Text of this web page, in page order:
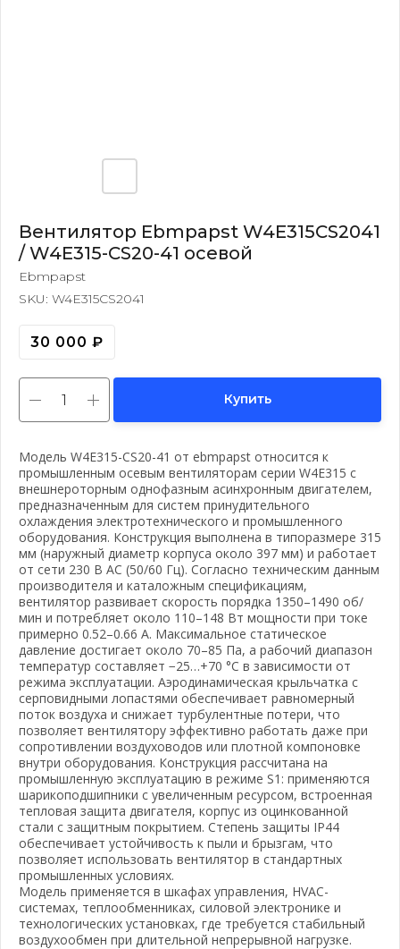
Вентилятор Ebmpapst W4E315CS2041
/ W4E315-CS20-41 осевой
Ebmpapst
SKU: W4E315CS2041
30 000 ₽
Купить
Модель W4E315-CS20-41 от ebmpapst относится к
промышленным осевым вентиляторам серии W4E315 с
внешнероторным однофазным асинхронным двигателем,
предназначенным для систем принудительного
охлаждения электротехнического и промышленного
оборудования. Конструкция выполнена в типоразмере 315
мм (наружный диаметр корпуса около 397 мм) и работает
от сети 230 В AC (50/60 Гц). Согласно техническим данным
производителя и каталожным спецификациям,
вентилятор развивает скорость порядка 1350–1490 об/
мин и потребляет около 110–148 Вт мощности при токе
примерно 0.52–0.66 А. Максимальное статическое
давление достигает около 70–85 Па, а рабочий диапазон
температур составляет −25…+70 °C в зависимости от
режима эксплуатации. Аэродинамическая крыльчатка с
серповидными лопастями обеспечивает равномерный
поток воздуха и снижает турбулентные потери, что
позволяет вентилятору эффективно работать даже при
сопротивлении воздуховодов или плотной компоновке
внутри оборудования. Конструкция рассчитана на
промышленную эксплуатацию в режиме S1: применяются
шарикоподшипники с увеличенным ресурсом, встроенная
тепловая защита двигателя, корпус из оцинкованной
стали с защитным покрытием. Степень защиты IP44
обеспечивает устойчивость к пыли и брызгам, что
позволяет использовать вентилятор в стандартных
промышленных условиях.
Модель применяется в шкафах управления, HVAC-
системах, теплообменниках, силовой электронике и
технологических установках, где требуется стабильный
воздухообмен при длительной непрерывной нагрузке.
почту